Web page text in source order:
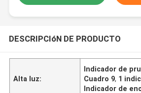
DESCRIPCIóN DE PRODUCTO
Alta luz:
Indicador de
Cuadro 9, 1
Indicador de